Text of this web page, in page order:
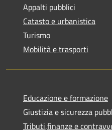
Appalti pubblici
Catasto e urbanistica
Turismo
Mobilità e trasporti
Educazione e formazione
Giustizia e sicurezza
Tributi,finanze e